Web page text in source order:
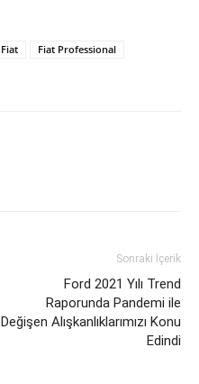
Fiat
Fiat Professional
Sonraki İçerik
Ford 2021 Yılı Trend
Raporunda Pandemi ile
Değişen Alışkanlıklarımızı Konu
Edindi